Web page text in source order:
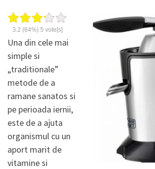
3.2 (64%) 5 vote[s]
Una din cele mai
simple si
„traditionale”
metode de a
ramane sanatos si
pe perioada iernii,
este de a ajuta
organismul cu un
aport marit de
vitamine si